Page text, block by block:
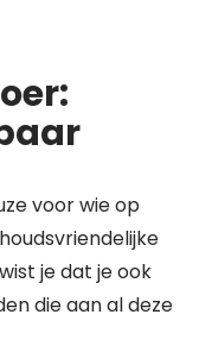
voor wie op
je dat je ook
die aan al deze